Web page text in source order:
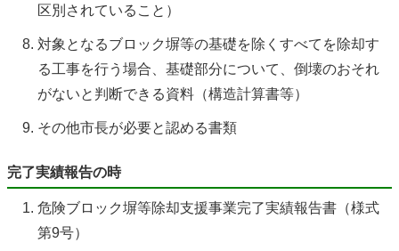
区別されていること）
対象となるブロック塀等の基礎を除くすべてを除却す
る工事を行う場合、基礎部分について、倒壊のおそれ
がないと判断できる資料（構造計算書等）
その他市長が必要と認める書類
完了実績報告の時
危険ブロック塀等除却支援事業完了実績報告書（様式
第9号）